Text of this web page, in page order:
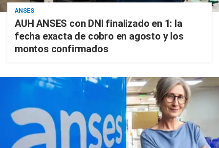
ANSES
AUH ANSES con DNI finalizado en 1: la
fecha exacta de cobro en agosto y los
montos confirmados